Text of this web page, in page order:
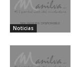
Noticias